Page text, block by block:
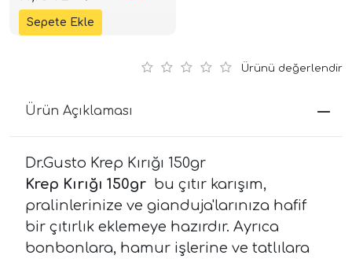
Ürünü değerlendir
Ürün Açıklaması
Dr.Gusto Krep Kırığı 150gr
Krep Kırığı 150gr bu çıtır karışım,
pralinlerinize ve gianduja'larınıza hafif
bir çıtırlık eklemeye hazırdır. Ayrıca
bonbonlara, hamur işlerine ve tatlılara